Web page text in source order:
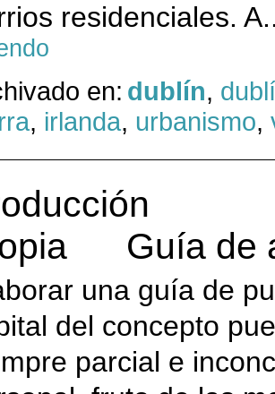
residenciales.
en: dublín,
, irlanda, urbanismo,
Guía de
una guía de
del concepto
parcial e